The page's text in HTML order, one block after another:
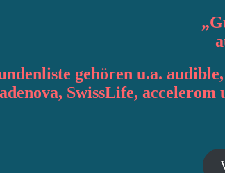
„
gehören u.a.
SwissLife,